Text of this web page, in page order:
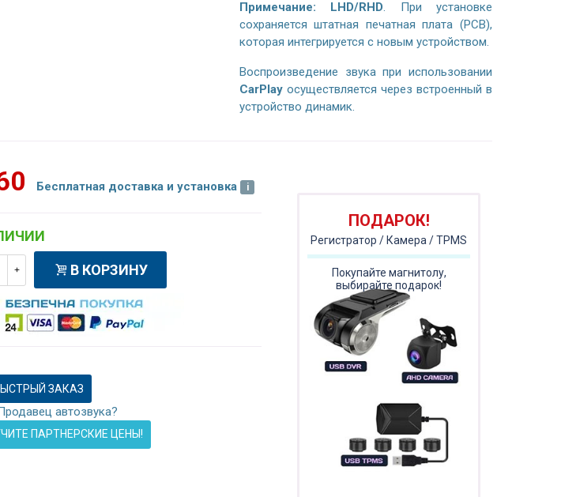
Примечание: LHD/RHD. При установке
сохраняется штатная печатная плата (PCB),
которая интегрируется с новым устройством.
Воспроизведение звука при использовании
CarPlayосуществляется через встроенный в
устройство динамик.
Бесплатная доставка и установка
+ В КОРЗИНУ
ЗАКАЗ
автозвука?
ПАРТНЕРСКИЕ ЦЕНЫ!
ПОДАРОК!
Регистратор / Камера / TPMS
Покупайте магнитолу,
выбирайте подарок!